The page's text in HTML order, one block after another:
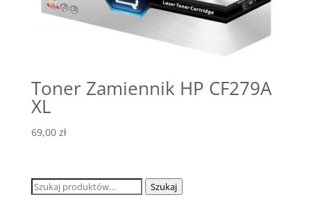
Toner Zamiennik HP CF279A
XL
69,00 zł
Szukaj: Szukaj